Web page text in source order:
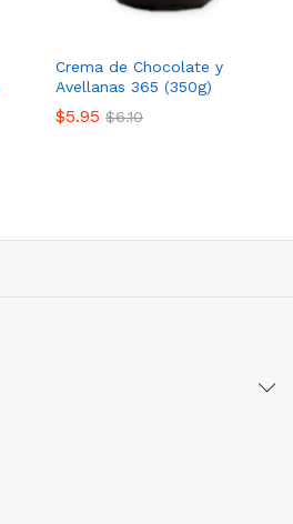
Crema de Chocolate y
Avellanas 365 (350g)
$5.95 $6.10